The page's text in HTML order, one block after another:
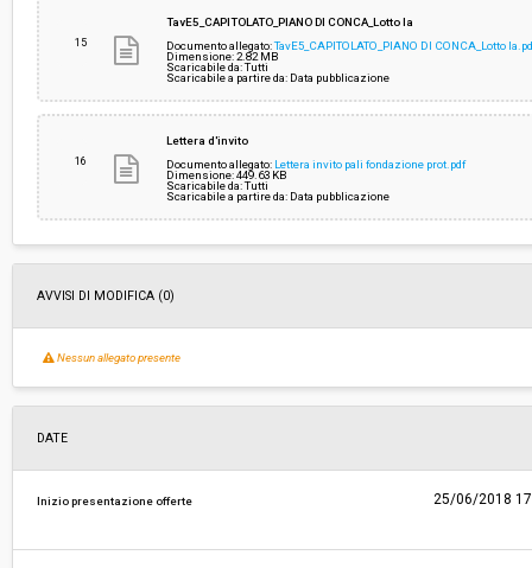
15
TavE5_CAPITOLATO_PIANO DI CONCA_Lotto Ia
Documento allegato:TavE5_CAPITOLATO_PIANO DI CONCA_Lotto
Dimensione: 2.82 MB
Scaricabile da: Tutti
Scaricabile a partire da: Data pubblicazione
16
Lettera d'invito
Documento allegato: Lettera invito pali fondazione prot.pdf
Dimensione: 449.63 KB
Scaricabile da: Tutti
Scaricabile a partire da: Data pubblicazione
AVVISI DI MODIFICA (0)
Nessun allegato presente
DATE
Inizio presentazione offerte 25/06/2018